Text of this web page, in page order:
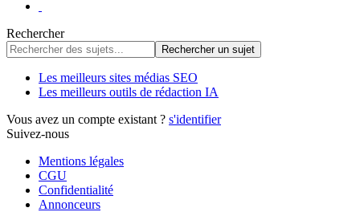
Rechercher
Les meilleurs sites médias SEO
Les meilleurs outils de rédaction IA
Vous avez un compte existant ? s'identifier
Suivez-nous
Mentions légales
CGU
Confidentialité
Annonceurs